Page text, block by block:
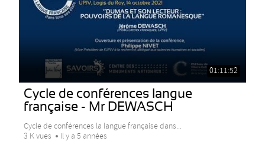
01:11:52
Cycle de conférences langue
française - Mr DEWASCH
Cycle de conférences la langue française dans...
3 K vues
Il y a 5 années